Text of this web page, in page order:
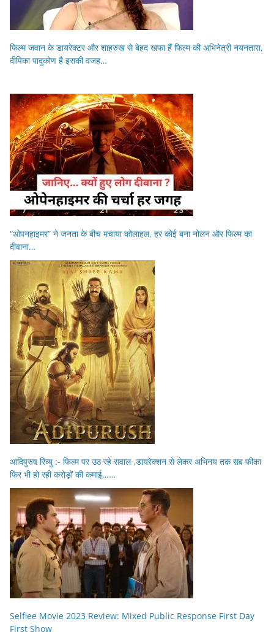
फिल्म जवान के डायरेक्टर और शाहरुख से बेहद खफा हैं फिल्म की अभिनेत्री नयनतारा,
दीपिका पादुकोण है इसकी वजह…
“ओपनहाइमर” ने जनता के बीच मचाया कोलाहल, हर कोई बना नोलन और फिल्म का
दीवाना…
आदिपुरुष रिव्यु :- फिल्म पर उठ रहे सवाल ,डायरेक्शन से लेकर अभिनय तक सब फीका
फिर भी हो रही करोड़ों की कमाई……
Selfiee Movie 2023 Review: Mixed Public Response First Day
First Show